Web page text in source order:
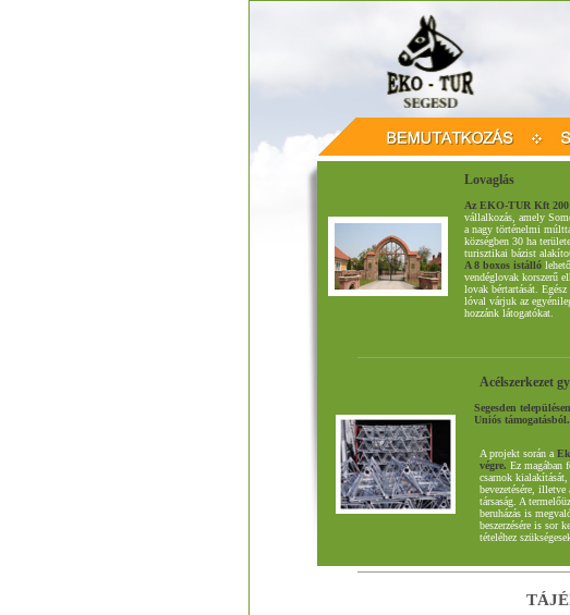
Lovaglás
Az EKO-TUR Kft
vállalkozás, amely
a nagy történelmi
községben 30 ha
turisztikai bázist
A 8 boxos istálló
vendéglovak korszerű
lovak bértartását.
lóval várjuk az
hozzánk látogatókat.
Acélszerkezet
Segesden
Uniós támogatásból.
A projekt során a
végre. Ez magában
csarnok
bevezetésére,
társaság. A
beruházás is
beszerzésére is sor
tételéhez